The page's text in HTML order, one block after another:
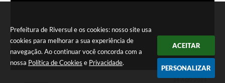
Prefeitura de Riversul e os cookies: nosso site usa
cookies para melhorar a sua experiência de
navegação. Ao continuar você concorda com a
nossa Política de Cookies e Privacidade.
ACEITAR
PERSONALIZAR
24 AGO 2021